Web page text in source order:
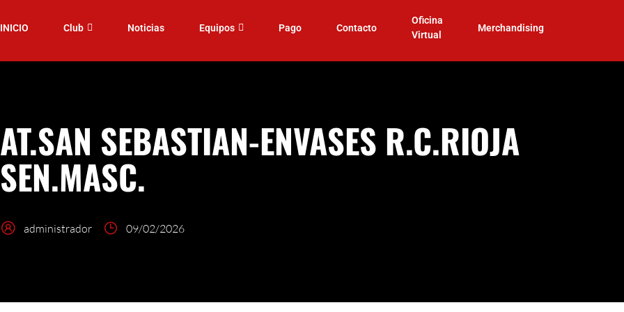
INICIO Club Noticias Equipos Pago Contacto
Oficina
Virtual
Merchandising
AT.SAN SEBASTIAN-ENVASES R.C.RIOJA
SEN.MASC.
administrador 09/02/2026